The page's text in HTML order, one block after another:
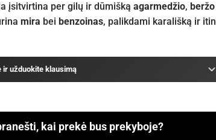
įsitvirtina per gilų ir dūmišką agarmedžio, beržo
mira bei benzoinas, palikdami karališką ir itin
ir užduokite klausimą
kai prekė bus prekyboje?